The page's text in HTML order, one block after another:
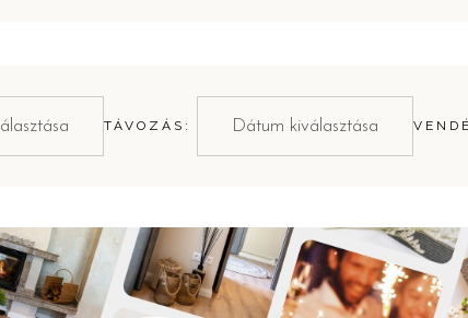
TÁVOZÁS: